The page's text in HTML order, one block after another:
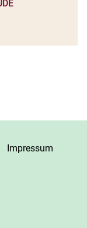
Impressum